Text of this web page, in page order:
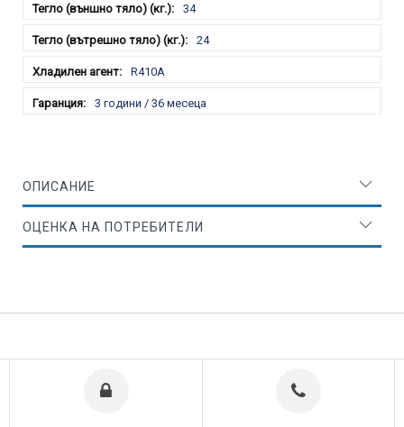
34
24
R410A
3 години / 36 месеца
ОПИСАНИЕ
ОЦЕНКА НА ПОТРЕБИТЕЛИ